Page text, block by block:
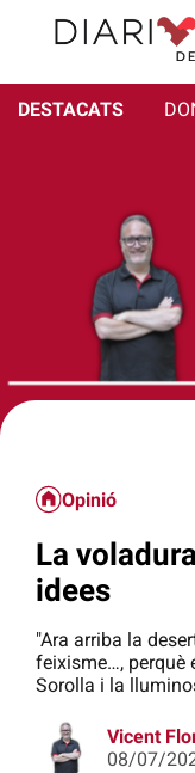
DESTACATS
Opinió
La
idees
"Ara arriba la
feixisme…, perquè
Sorolla i la
Vicent
08/07/